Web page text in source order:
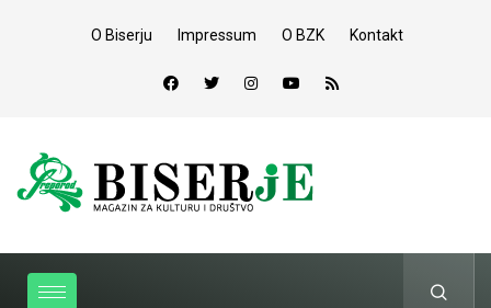
O Biserju Impressum O BZK Kontakt